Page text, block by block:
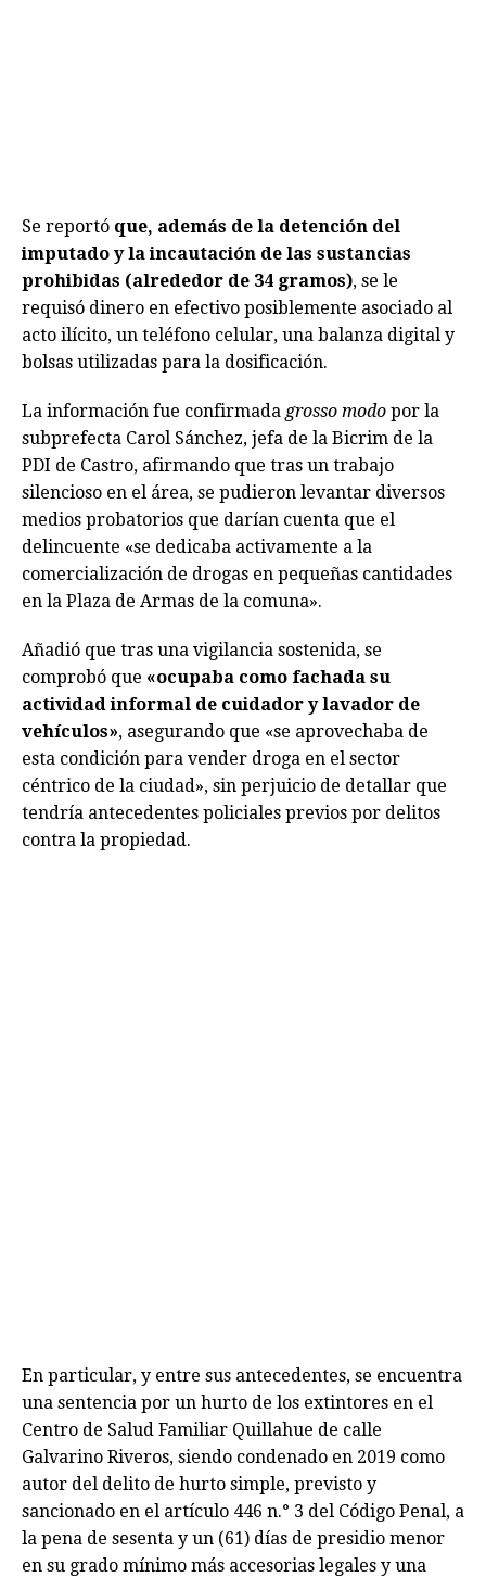
Se reportó que, además de la detención del
imputado y la incautación de las sustancias
prohibidas (alrededor de 34 gramos), se le
requisó dinero en efectivo posiblemente asociado al
acto ilícito, un teléfono celular, una balanza digital y
bolsas utilizadas para la dosificación.
La información fue confirmada grosso modo por la
subprefecta Carol Sánchez, jefa de la Bicrim de la
PDI de Castro, afirmando que tras un trabajo
silencioso en el área, se pudieron levantar diversos
medios probatorios que darían cuenta que el
delincuente «se dedicaba activamente a la
comercialización de drogas en pequeñas cantidades
en la Plaza de Armas de la comuna».
Añadió que tras una vigilancia sostenida, se
comprobó que «ocupaba como fachada su
actividad informal de cuidador y lavador de
vehículos», asegurando que «se aprovechaba de
esta condición para vender droga en el sector
céntrico de la ciudad», sin perjuicio de detallar que
tendría antecedentes policiales previos por delitos
contra la propiedad.
En particular, y entre sus antecedentes, se encuentra
una sentencia por un hurto de los extintores en el
Centro de Salud Familiar Quillahue de calle
Galvarino Riveros, siendo condenado en 2019 como
autor del delito de hurto simple, previsto y
sancionado en el artículo 446 n.° 3 del Código Penal, a
la pena de sesenta y un (61) días de presidio menor
en su grado mínimo más accesorias legales y una